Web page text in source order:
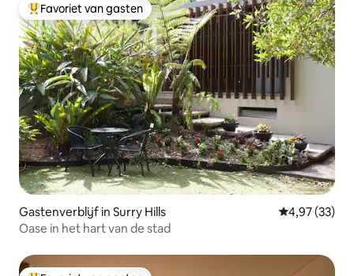
Topfavoriet van gasten
Favoriet van gasten
Gastenverblijf in Surry Hills Gemiddelde
4,97 (33)
Oase in het hart van de stad